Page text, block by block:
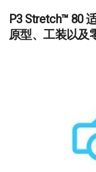
P3 Stretch™ 80
原型、工装以及